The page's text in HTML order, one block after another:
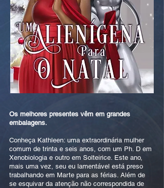
Os melhores presentes vêm em grandes
embalagens.
Conheça Kathleen: uma extraordinária mulher
comum de trinta e seis anos, com um Ph. D em
Xenobiologia e outro em Solteirice. Este ano,
mais uma vez, seu eu lamentável está preso
trabalhando em Marte para as férias. Além de
se esquivar da atenção não correspondida de